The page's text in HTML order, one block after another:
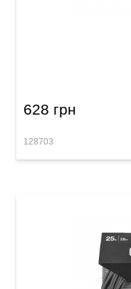
628 грн
128703